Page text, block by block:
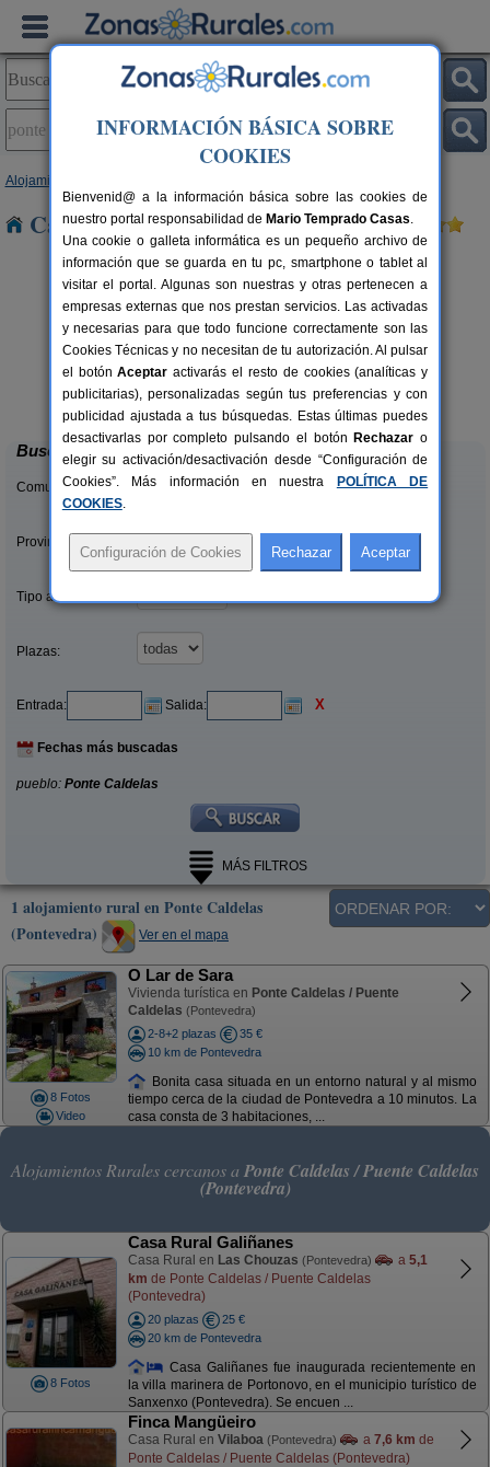
Alojamientos
Casas Rurales en Ponte Caldelas
20+8 pers.
desde25 €
Hotel Cachada
Sanxenxo (Pontevedra)
Buscar
Comunidades:
Provincias/Islas:
Tipo alquiler:
Plazas:
Entrada: Salida: X
Fechas más buscadas
pueblo: Ponte Caldelas
MÁS FILTROS
1 alojamiento rural en Ponte Caldelas
(Pontevedra)
Ver en el mapa
8 Fotos
Video
O Lar de Sara
Vivienda turística en Ponte Caldelas / Puente
Caldelas (Pontevedra)
2-8+2 plazas
35 €
10 km de Pontevedra
Bonita casa situada en un entorno natural y al mismo
tiempo cerca de la ciudad de Pontevedra a 10 minutos. La
casa consta de 3 habitaciones, ...
Alojamientos Rurales cercanos a Ponte Caldelas / Puente Caldelas
(Pontevedra)
8 Fotos
Casa Rural Galiñanes
Casa Rural en Las Chouzas (Pontevedra) a 5,1
km de Ponte Caldelas / Puente Caldelas
(Pontevedra)
20 plazas
25 €
20 km de Pontevedra
Casa Galiñanes fue inaugurada recientemente en
la villa marinera de Portonovo, en el municipio turístico de
Sanxenxo (Pontevedra). Se encuen ...
Finca Mangüeiro
Casa Rural en Vilaboa (Pontevedra) a 7,6 km de
Ponte Caldelas / Puente Caldelas (Pontevedra)
INFORMACIÓN BÁSICA SOBRE
COOKIES
Bienvenid@ a la información básica sobre las cookies de
nuestro portal responsabilidad de Mario Temprado Casas.
Una cookie o galleta informática es un pequeño archivo de
información que se guarda en tu pc, smartphone o tablet al
visitar el portal. Algunas son nuestras y otras pertenecen a
empresas externas que nos prestan servicios. Las activadas
y necesarias para que todo funcione correctamente son las
Cookies Técnicas y no necesitan de tu autorización. Al pulsar
el botónAceptar activarás el resto de cookies (analíticas y
publicitarias), personalizadas según tus preferencias y con
publicidad ajustada a tus búsquedas. Estas últimas puedes
desactivarlas por completo pulsando el botón Rechazar o
elegir su activación/desactivación desde “Configuración de
Cookies”. Más información en nuestra
POLÍTICA DE
COOKIES.